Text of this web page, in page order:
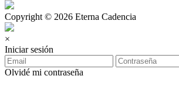
Copyright © 2026 Eterna Cadencia
×
Iniciar sesión
Olvidé mi contraseña